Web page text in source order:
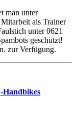
man unter
als Trainer
unter 0621
geschützt!
zur Verfügung.